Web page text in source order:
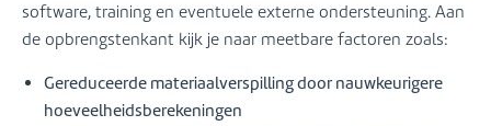
software, training en eventuele externe ondersteuning. Aan
de opbrengstenkant kijk je naar meetbare factoren zoals:
Gereduceerde materiaalverspilling door nauwkeurigere
hoeveelheidsberekeningen